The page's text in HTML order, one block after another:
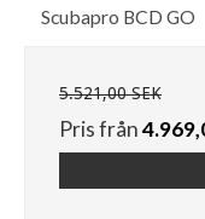
Scubapro BCD GO
5.521,00 SEK
Pris från